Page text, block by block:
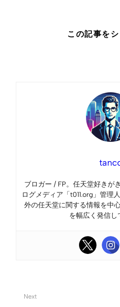
この記事を
ブロガー / FP。任天堂好きが
ログメディア「t011.org」管理
外の任天堂に関する情報を中
を幅広く発信し
Next